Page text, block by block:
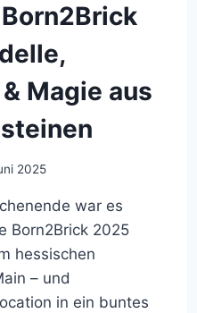
Magie aus
2025
war es
Born2Brick 2025
hessischen
– und
in ein buntes